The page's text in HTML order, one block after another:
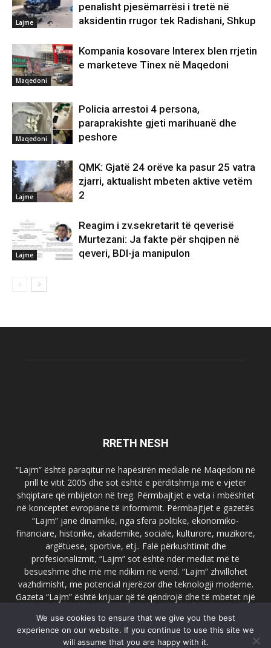
Lajme
penalisht pjesëmarrësi i tretë në
aksidentin rrugor tek Radishani, Shkup
Maqedoni
Kompania kosovare Interex blen rrjetin
e marketeve Tinex në Maqedoni
Maqedoni
Policia arrestoi 4 persona,
paraprakishte gjeti marihuanë dhe
peshore
Lajme
QMK: Gjatë 24 orëve ka pasur 25 vatra
zjarri, aktualisht mbeten aktive vetëm
2
Lajme
Reagim i zv.sekretarit të qeverisë
Murtezani: Ja fakte për shqipen në
qeveri, BDI-ja manipulon
RRETH NESH
“Lajm” është paraqitur në hapësirën mediale në Maqedoni në
prill të vitit 2005 dhe sot është e përditshmja më e vjetër
shqiptare që mbijeton në treg. Përmbajtjet e veta i mbështet
në konceptet evropiane të informimit. Përmbajtjet e gazetës
“Lajm” janë dinamike, nga sfera politike, ekonomiko-
financiare, historike, akademike, sociale, kulturore, muzikore,
argëtuese, sportive, etj.. Falë përkushtimit dhe
profesionalizmit, “Lajm” sot është ndër mediat më të
besueshme dhe më me ndikim në vend. “Lajm” zhvillohet
vazhdimisht, me potencial njerëzor dhe teknologji moderne.
Gazeta “Lajm” është krijuar që të qëndrojë dhe të mbetet një
faqja zyrtare e gazetës “Lajm”, www.lajmpress.org është një
ndër portalet më të njohur në Maqedoni.
We use cookies to ensure that we give you the best
experience on our website. If you continue to use this site we
will assume that you are happy with it.